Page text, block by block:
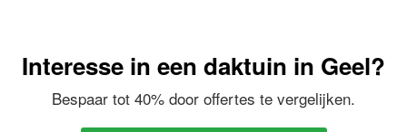
Interesse in een daktuin in Geel?
Bespaar tot 40% door offertes te vergelijken.